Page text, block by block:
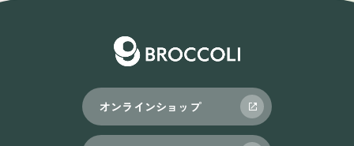
オンラインショップ